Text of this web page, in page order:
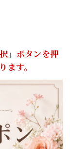
」ボタンを押
ます。